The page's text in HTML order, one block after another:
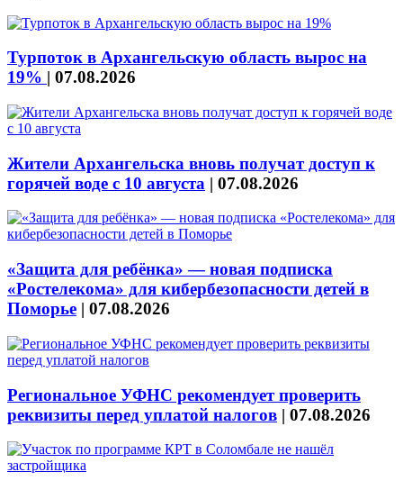
Турпоток в Архангельскую область вырос на
19% | 07.08.2026
Жители Архангельска вновь получат доступ к
горячей воде с 10 августа | 07.08.2026
«Защита для ребёнка» — новая подписка
«Ростелекома» для кибербезопасности детей в
Поморье | 07.08.2026
Региональное УФНС рекомендует проверить
реквизиты перед уплатой налогов | 07.08.2026